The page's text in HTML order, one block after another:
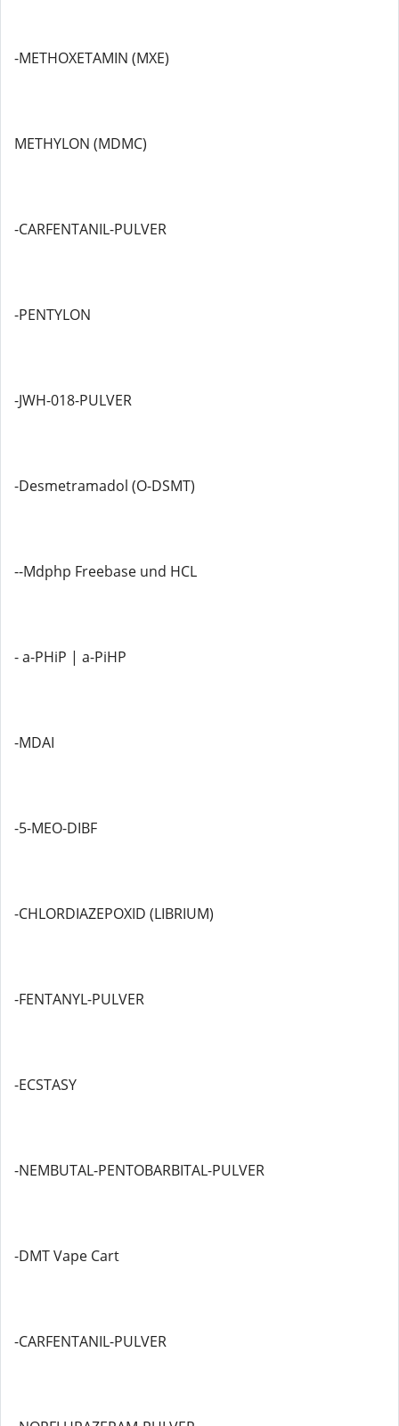
-METHOXETAMIN (MXE)
METHYLON (MDMC)
-CARFENTANIL-PULVER
-PENTYLON
-JWH-018-PULVER
-Desmetramadol (O-DSMT)
--Mdphp Freebase und HCL
- a-PHiP | a-PiHP
-MDAI
-5-MEO-DIBF
-CHLORDIAZEPOXID (LIBRIUM)
-FENTANYL-PULVER
-ECSTASY
-NEMBUTAL-PENTOBARBITAL-PULVER
-DMT Vape Cart
-CARFENTANIL-PULVER